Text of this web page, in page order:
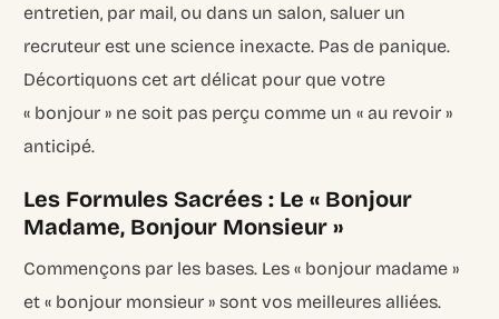
entretien, par mail, ou dans un salon, saluer un
recruteur est une science inexacte. Pas de panique.
Décortiquons cet art délicat pour que votre
« bonjour » ne soit pas perçu comme un « au revoir »
anticipé.
Les Formules Sacrées : Le « Bonjour
Madame, Bonjour Monsieur »
Commençons par les bases. Les « bonjour madame »
et « bonjour monsieur » sont vos meilleures alliées.